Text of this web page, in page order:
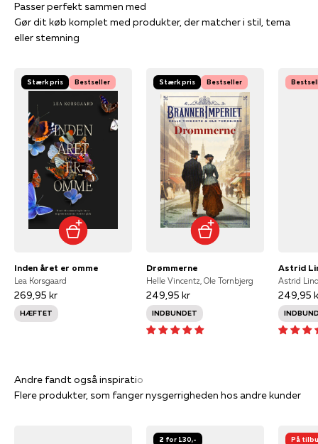
Gør dit køb komplet med produkter, der matcher i stil, tema
eller stemning
Stærk pris Bestseller
Inden året er omme
Lea Korsgaard
269,95 kr
HÆFTET
Stærk pris Bestseller
Drømmerne
Helle Vincentz, Ole Tornbjerg
249,95 kr
INDBUNDET
Astrid
249,95
Flere produkter, som fanger nysgerrigheden hos andre kunder
2 for 130,-
På